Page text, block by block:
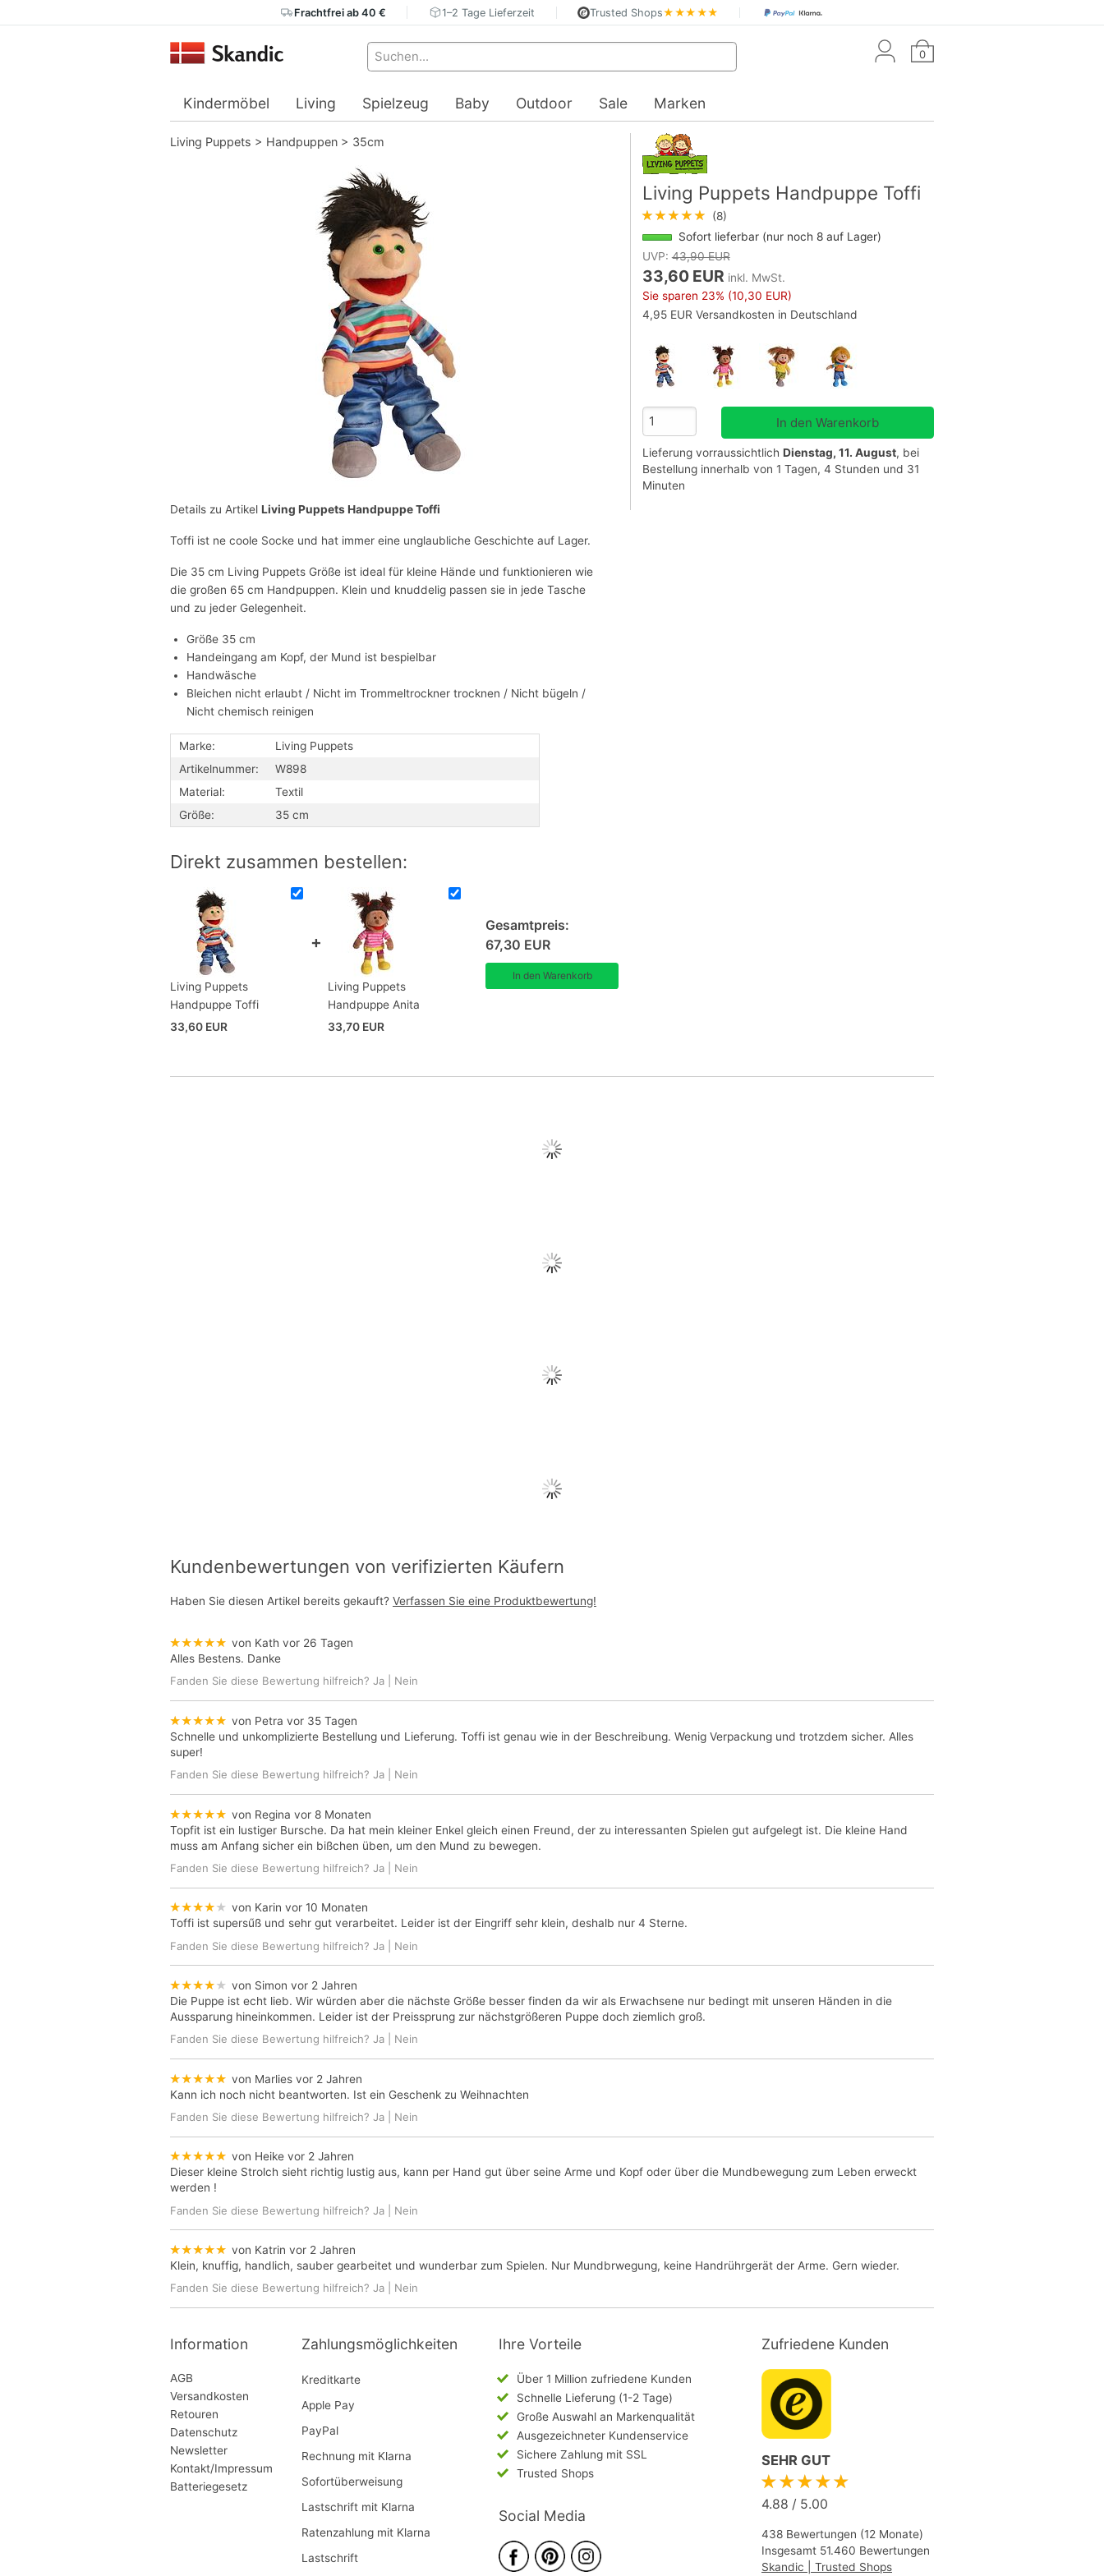
Frachtfrei ab 40 € 1–2 Tage Lieferzeit Trusted Shops★★★★★
0
Kindermöbel Living Spielzeug Baby Outdoor Sale Marken
Living Puppets > Handpuppen > 35cm
Living Puppets Handpuppe Toffi
★★★★★
(8)
Sofort lieferbar (nur noch 8 auf Lager)
UVP:43,90 EUR
33,60 EUR inkl. MwSt.
Sie sparen 23% (10,30 EUR)
4,95 EUR Versandkosten in Deutschland
Lieferung vorraussichtlich Dienstag, 11. August, bei
Bestellung innerhalb von 1 Tagen, 4 Stunden und 31
Minuten
Details zu Artikel Living Puppets Handpuppe Toffi
Toffi ist ne coole Socke und hat immer eine unglaubliche Geschichte auf Lager.
Die 35 cm Living Puppets Größe ist ideal für kleine Hände und funktionieren wie
die großen 65 cm Handpuppen. Klein und knuddelig passen sie in jede Tasche
und zu jeder Gelegenheit.
Größe 35 cm
Handeingang am Kopf, der Mund ist bespielbar
Handwäsche
Bleichen nicht erlaubt / Nicht im Trommeltrockner trocknen / Nicht bügeln /
Nicht chemisch reinigen
Marke:
Living Puppets
Artikelnummer:
W898
Material:
Textil
Größe:
35 cm
Direkt zusammen bestellen:
Living Puppets
Handpuppe Toffi
33,60 EUR
Living Puppets
Handpuppe Anita
33,70 EUR
Gesamtpreis:
67,30 EUR
Kundenbewertungen von verifizierten Käufern
Haben Sie diesen Artikel bereits gekauft? Verfassen Sie eine Produktbewertung!
★★★★★ von Kath vor 26 Tagen
Alles Bestens. Danke
Fanden Sie diese Bewertung hilfreich? Ja Nein
★★★★★ von Petra vor 35 Tagen
Schnelle und unkomplizierte Bestellung und Lieferung. Toffi ist genau wie in der Beschreibung. Wenig Verpackung und trotzdem sicher. Alles
super!
Fanden Sie diese Bewertung hilfreich? Ja Nein
★★★★★ von Regina vor 8 Monaten
Topfit ist ein lustiger Bursche. Da hat mein kleiner Enkel gleich einen Freund, der zu interessanten Spielen gut aufgelegt ist. Die kleine Hand
muss am Anfang sicher ein bißchen üben, um den Mund zu bewegen.
Fanden Sie diese Bewertung hilfreich? Ja Nein
★★★★★ von Karin vor 10 Monaten
Toffi ist supersűß und sehr gut verarbeitet. Leider ist der Eingriff sehr klein, deshalb nur 4 Sterne.
Fanden Sie diese Bewertung hilfreich? Ja Nein
★★★★★ von Simon vor 2 Jahren
Die Puppe ist echt lieb. Wir würden aber die nächste Größe besser finden da wir als Erwachsene nur bedingt mit unseren Händen in die
Aussparung hineinkommen. Leider ist der Preissprung zur nächstgrößeren Puppe doch ziemlich groß.
Fanden Sie diese Bewertung hilfreich? Ja Nein
★★★★★ von Marlies vor 2 Jahren
Kann ich noch nicht beantworten. Ist ein Geschenk zu Weihnachten
Fanden Sie diese Bewertung hilfreich? Ja Nein
★★★★★ von Heike vor 2 Jahren
Dieser kleine Strolch sieht richtig lustig aus, kann per Hand gut über seine Arme und Kopf oder über die Mundbewegung zum Leben erweckt
werden !
Fanden Sie diese Bewertung hilfreich? Ja Nein
★★★★★ von Katrin vor 2 Jahren
Klein, knuffig, handlich, sauber gearbeitet und wunderbar zum Spielen. Nur Mundbrwegung, keine Handrührgerät der Arme. Gern wieder.
Fanden Sie diese Bewertung hilfreich? Ja Nein
Information
AGB
Versandkosten
Retouren
Datenschutz
Newsletter
Kontakt/Impressum
Batteriegesetz
Zahlungsmöglichkeiten
Kreditkarte
Apple Pay
PayPal
Rechnung mit Klarna
Sofortüberweisung
Lastschrift mit Klarna
Ratenzahlung mit Klarna
Lastschrift
Ihre Vorteile
Über 1 Million zufriedene Kunden
Schnelle Lieferung (1-2 Tage)
Große Auswahl an Markenqualität
Ausgezeichneter Kundenservice
Sichere Zahlung mit SSL
Trusted Shops
Social Media
Zufriedene Kunden
SEHR GUT
★★★★★
4.88 / 5.00
438 Bewertungen (12 Monate)
Insgesamt 51.460 Bewertungen
Skandic | Trusted Shops